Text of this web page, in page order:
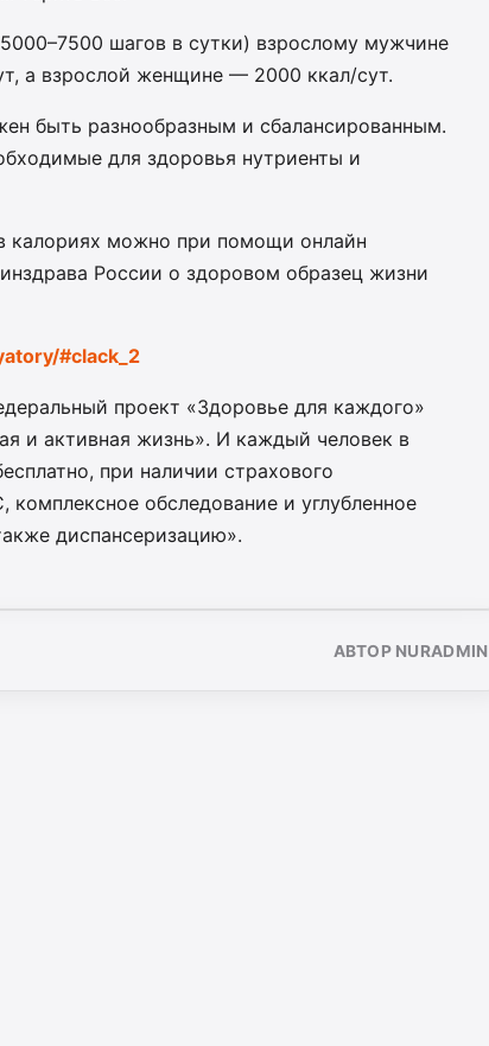
шагов в сутки) взрослому мужчине
а взрослой женщине — 2000 ккал/сут.
быть разнообразным и сбалансированным.
для здоровья нутриенты и
калориях можно при помощи онлайн
России о здоровом образец жизни
#clack_2
проект «Здоровье для каждого»
и активная жизнь». И каждый человек в
при наличии страхового
обследование и углубленное
диспансеризацию».
АВТОР NURADMIN